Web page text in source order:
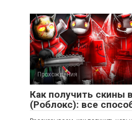
Прохождения
Как получить скины
(Роблокс): все